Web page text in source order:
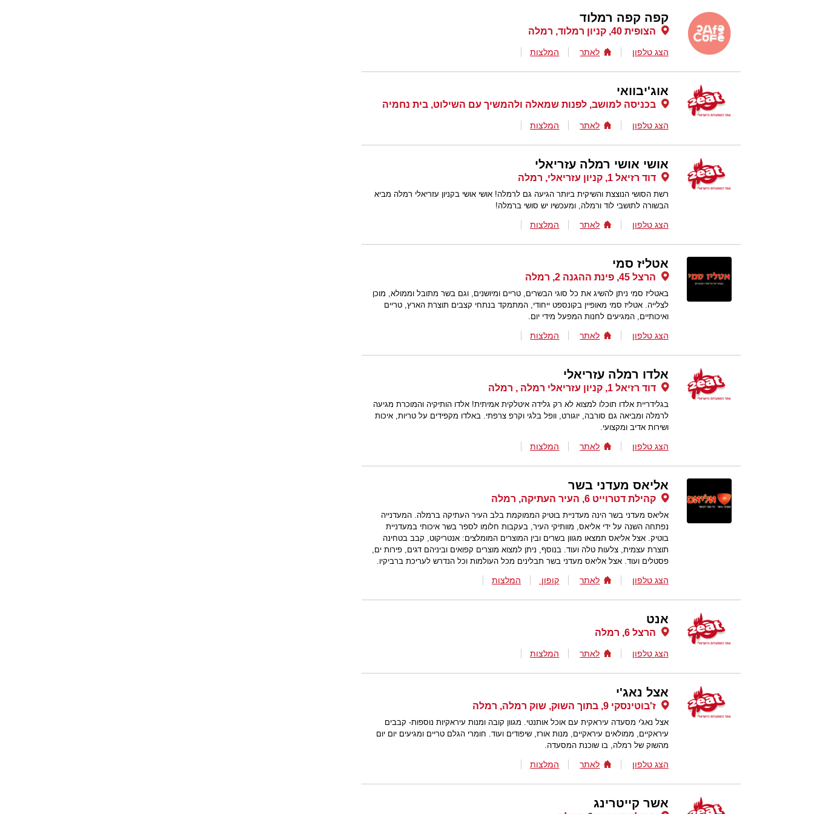
קפה קפה רמלוד
הצופית 40, קניון רמלוד, רמלה
הצג טלפון לאתר המלצות
אוג'יבוואי
בכניסה למושב, לפנות שמאלה ולהמשיך עם השילוט, בית נחמיה
הצג טלפון לאתר המלצות
אושי אושי רמלה עזריאלי
דוד רזיאל 1, קניון עזריאלי, רמלה
רשת הסושי הנוצצת והשיקית ביותר הגיעה גם לרמלה! אושי אושי בקניון עזריאלי רמלה מביא
הבשורה לתושבי לוד ורמלה, ומעכשיו יש סושי ברמלה!
הצג טלפון לאתר המלצות
אטליז סמי
הרצל 45, פינת ההגנה 2, רמלה
באטליז סמי ניתן להשיג את כל סוגי הבשרים, טריים ומיושנים, וגם בשר מתובל וממולא, מוכן
לצלייה. אטליז סמי מאופיין בקונספט ייחודי, המתמקד בנתחי קצבים תוצרת הארץ, טריים
ואיכותיים, המגיעים לחנות המפעל מידי יום.
הצג טלפון לאתר המלצות
אלדו רמלה עזריאלי
דוד רזיאל 1, קניון עזריאלי רמלה , רמלה
בגלידריית אלדו תוכלו למצוא לא רק גלידה איטלקית אמיתית! אלדו הותיקיה והמוכרת מגיעה
לרמלה ומביאה גם סורבה, יוגורט, וופל בלגי וקרפ צרפתי. באלדו מקפידים על טריות, איכות
ושירות אדיב ומקצועי.
הצג טלפון לאתר המלצות
אליאס מעדני בשר
קהילת דטרוייט 6, העיר העתיקה, רמלה
אליאס מעדני בשר הינה מעדניית בוטיק הממוקמת בלב העיר העתיקה ברמלה. המעדנייה
נפתחה השנה על ידי אליאס, מוותיקי העיר, בעקבות חלומו לספר בשר איכותי במעדניית
בוטיק. אצל אליאס תמצאו מגוון בשרים ובין המוצרים המומלצים: אנטריקוט, קבב בטחינה
תוצרת עצמית, צלעות טלה ועוד. בנוסף, ניתן למצוא מוצרים קפואים וביניהם דגים, פירות ים,
פסטלים ועוד. אצל אליאס מעדני בשר תבלינים מכל העולמות וכל הנדרש לעריכת ברביקיו.
הצג טלפון לאתר קופון המלצות
אנט
הרצל 6, רמלה
הצג טלפון לאתר המלצות
אצל נאג'י
ז'בוטינסקי 9, בתוך השוק, שוק רמלה, רמלה
אצל נאג'י מסעדה עיראקית עם אוכל אותנטי. מגוון קובה ומנות עיראקיות נוספות- קבבים
עיראקיים, ממולאים עיראקיים, מנות אורז, שיפודים ועוד. חומרי הגלם טריים ומגיעים יום יום
מהשוק של רמלה, בו שוכנת המסעדה.
הצג טלפון לאתר המלצות
אשר קייטרינג